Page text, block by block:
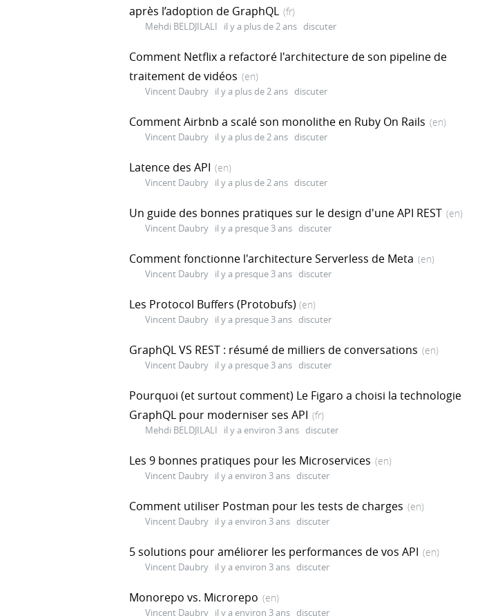
après l’adoption de GraphQL (fr)
Mehdi BELDJILALI il y a plus de 2 ans discuter
Comment Netflix a refactoré l'architecture de son pipeline de
traitement de vidéos (en)
Vincent Daubry il y a plus de 2 ans discuter
Comment Airbnb a scalé son monolithe en Ruby On Rails (en)
Vincent Daubry il y a plus de 2 ans discuter
Latence des API (en)
Vincent Daubry il y a plus de 2 ans discuter
Un guide des bonnes pratiques sur le design d'une API REST (en)
Vincent Daubry il y a presque 3 ans discuter
Comment fonctionne l'architecture Serverless de Meta (en)
Vincent Daubry il y a presque 3 ans discuter
Les Protocol Buffers (Protobufs) (en)
Vincent Daubry il y a presque 3 ans discuter
GraphQL VS REST : résumé de milliers de conversations (en)
Vincent Daubry il y a presque 3 ans discuter
Pourquoi (et surtout comment) Le Figaro a choisi la technologie
GraphQL pour moderniser ses API (fr)
Mehdi BELDJILALI il y a environ 3 ans discuter
Les 9 bonnes pratiques pour les Microservices (en)
Vincent Daubry il y a environ 3 ans discuter
Comment utiliser Postman pour les tests de charges (en)
Vincent Daubry il y a environ 3 ans discuter
5 solutions pour améliorer les performances de vos API (en)
Vincent Daubry il y a environ 3 ans discuter
Monorepo vs. Microrepo (en)
Vincent Daubry il y a environ 3 ans discuter